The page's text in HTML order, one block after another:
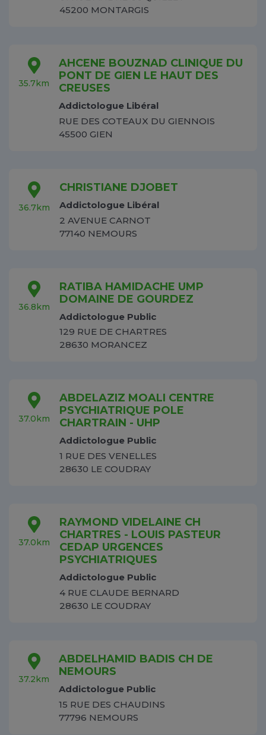
45200 MONTARGIS
35.7km
AHCENE BOUZNAD CLINIQUE DU
PONT DE GIEN LE HAUT DES
CREUSES
Addictologue Libéral
RUE DES COTEAUX DU GIENNOIS
45500 GIEN
36.7km
CHRISTIANE DJOBET
Addictologue Libéral
2 AVENUE CARNOT
77140 NEMOURS
36.8km
RATIBA HAMIDACHE UMP
DOMAINE DE GOURDEZ
Addictologue Public
129 RUE DE CHARTRES
28630 MORANCEZ
37.0km
ABDELAZIZ MOALI CENTRE
PSYCHIATRIQUE POLE
CHARTRAIN - UHP
Addictologue Public
1 RUE DES VENELLES
28630 LE COUDRAY
37.0km
RAYMOND VIDELAINE CH
CHARTRES - LOUIS PASTEUR
CEDAP URGENCES
PSYCHIATRIQUES
Addictologue Public
4 RUE CLAUDE BERNARD
28630 LE COUDRAY
37.2km
ABDELHAMID BADIS CH DE
NEMOURS
Addictologue Public
15 RUE DES CHAUDINS
77796 NEMOURS